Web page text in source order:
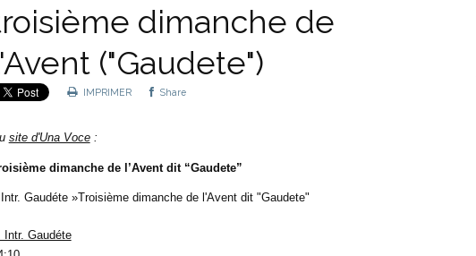
dimanche de
("Gaudete")
IMPRIMER Share
site d'Una Voce:
dimanche de l’Avent dit “Gaudete”
Gaudéte »Troisième dimanche de l'Avent dit "Gaudete"
Intr. Gaudéte